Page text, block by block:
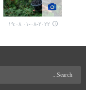
٢٠٢٢-٠٨-٠١ ١٩:٠٨